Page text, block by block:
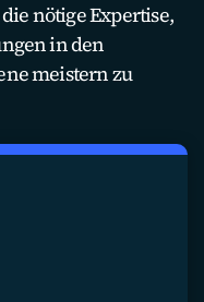
nötige Expertise,
in den
meistern zu